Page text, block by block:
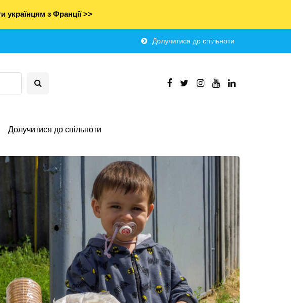
українцям з Франції >>
Долучитися до спільноти
Долучитися до спільноти